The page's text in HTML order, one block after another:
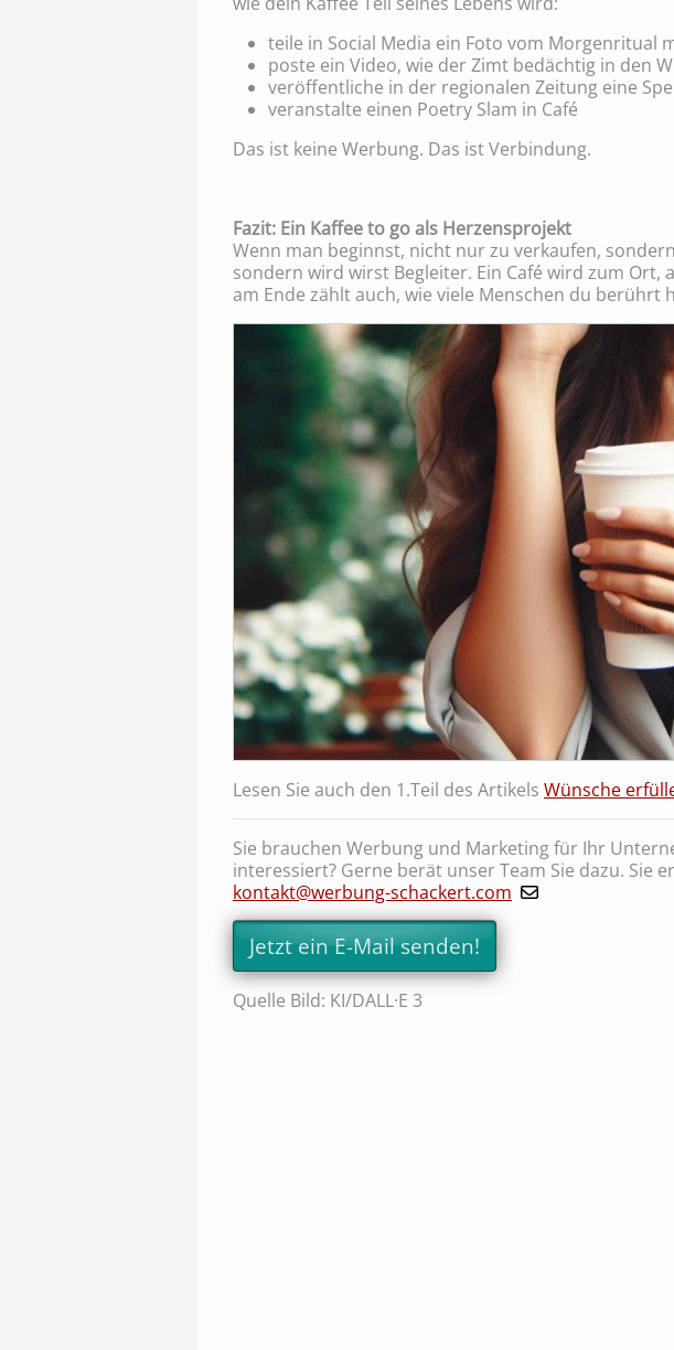
teile in Social Media ein Foto vom Morgenritual
poste ein Video, wie der Zimt bedächtig in den
veröffentliche in der regionalen Zeitung eine
veranstalte einen Poetry Slam in Café
Das ist keine Werbung. Das ist Verbindung.
Fazit: Ein Kaffee to go als Herzensprojekt
Wenn man beginnst, nicht nur zu verkaufen,
sondern wird wirst Begleiter. Ein Café wird zum
am Ende zählt auch, wie viele Menschen du berührt
Lesen Sie auch den 1.Teil des Artikels Wünsche
Sie brauchen Werbung und Marketing für Ihr
interessiert? Gerne berät unser Team Sie dazu. Sie
kontakt@werbung-schackert.com
Jetzt ein E-Mail senden!
Quelle Bild: KI/DALL·E 3